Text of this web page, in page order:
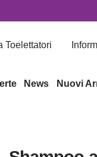
Toelettatori
News Nuovi